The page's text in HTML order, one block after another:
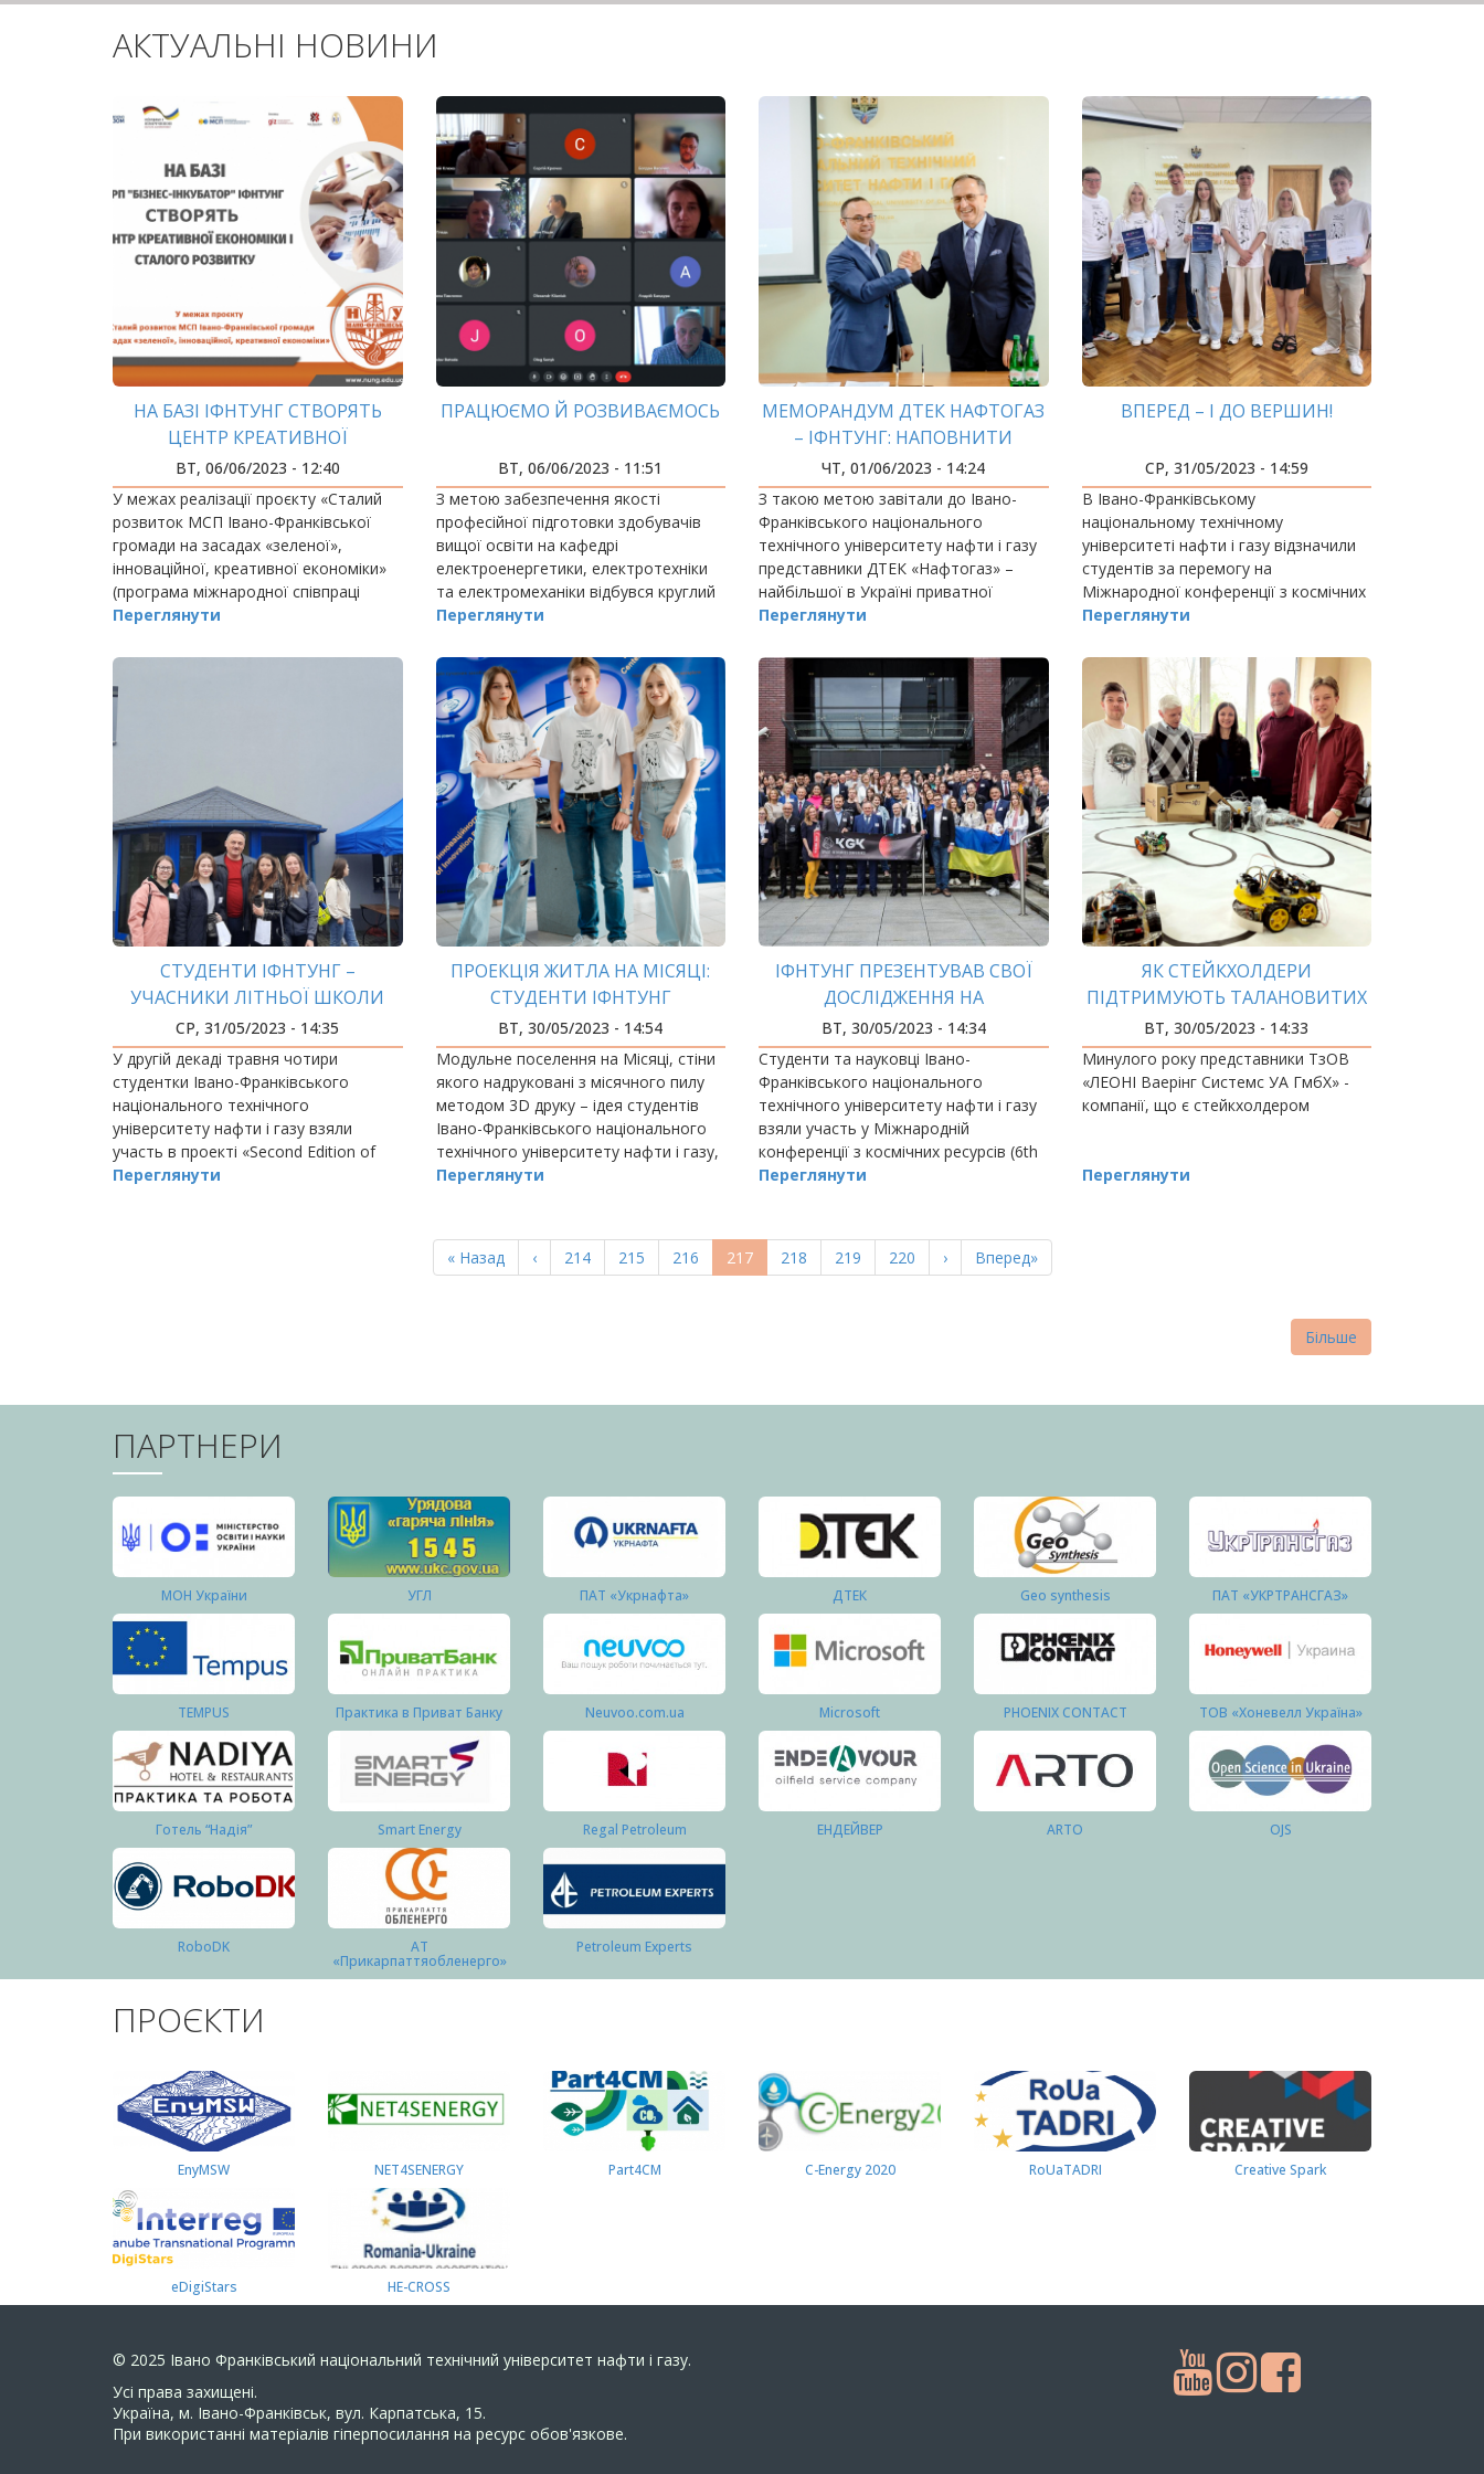
АКТУАЛЬНІ НОВИНИ
НА БАЗІ ІФНТУНГ СТВОРЯТЬ
ЦЕНТР КРЕАТИВНОЇ
ЕКОНОМІКИ І СТАЛОГО
РОЗВИТКУ
ВТ, 06/06/2023 - 12:40
У межах реалізації проєкту «Сталий
розвиток МСП Івано-Франківської
громади на засадах «зеленої»,
інноваційної, креативної економіки»
(програма міжнародної співпраці
«EU4Business: відновлення,
Переглянути
ПРАЦЮЄМО Й РОЗВИВАЄМОСЬ
ВТ, 06/06/2023 - 11:51
З метою забезпечення якості
професійної підготовки здобувачів
вищої освіти на кафедрі
електроенергетики, електротехніки
та електромеханіки відбувся круглий
стіл щодо обговорення проекту
(бакалаврського) рівня вищої о
Переглянути
МЕМОРАНДУМ ДТЕК НАФТОГАЗ
– ІФНТУНГ: НАПОВНИТИ
ДОКУМЕНТ РЕАЛЬНИМИ
СПРАВАМИ
ЧТ, 01/06/2023 - 14:24
З такою метою завітали до Івано-
Франківського національного
технічного університету нафти і газу
представники ДТЕК «Нафтогаз» –
найбільшої в Україні приватної
газовидобувної компанії.
Переглянути
ВПЕРЕД – І ДО ВЕРШИН!
СР, 31/05/2023 - 14:59
В Івано-Франківському
національному технічному
університеті нафти і газу відзначили
студентів за перемогу на
Міжнародної конференції з космічних
ресурсів і в Міжнародному
Гірничо-металургійній академії ім
Переглянути
СТУДЕНТИ ІФНТУНГ –
УЧАСНИКИ ЛІТНЬОЇ ШКОЛИ
NAWA SPINAKER
СР, 31/05/2023 - 14:35
У другій декаді травня чотири
студентки Івано-Франківського
національного технічного
університету нафти і газу взяли
участь в проекті «Second Edition of
the International School at AGH»
Переглянути
ПРОЕКЦІЯ ЖИТЛА НА МІСЯЦІ:
СТУДЕНТИ ІФНТУНГ
ПЕРЕМОГЛИ В МІЖНАРОДНОМУ
КОСМІЧНОМУ ХАКАТОНІ
ВТ, 30/05/2023 - 14:54
Модульне поселення на Місяці, стіни
якого надруковані з місячного пилу
методом 3D друку – ідея студентів
Івано-Франківського національного
технічного університету нафти і газу,
яка перемогла на Міжнародному
Переглянути
ІФНТУНГ ПРЕЗЕНТУВАВ СВОЇ
ДОСЛІДЖЕННЯ НА
МІЖНАРОДНІЙ КОНФЕРЕНЦІЇ З
КОСМІЧНИХ РЕСУРСІВ
ВТ, 30/05/2023 - 14:34
Студенти та науковці Івано-
Франківського національного
технічного університету нафти і газу
взяли участь у Міжнародній
конференції з космічних ресурсів (6th
Space Resources Conference), яка
Переглянути
ЯК СТЕЙКХОЛДЕРИ
ПІДТРИМУЮТЬ ТАЛАНОВИТИХ
СТУДЕНТІВ
ВТ, 30/05/2023 - 14:33
Минулого року представники ТзОВ
«ЛЕОНІ Ваерінг Системс УА ГмбХ» -
компанії, що є стейкхолдером
Переглянути
Перша
сторінка
« Назад
Попередня
сторінка
‹ Page
214 Page
215 Page
216
Поточна
сторінка
217 Page
218 Page
219 Page
220
Наступна
сторінка
›
Остання
сторінка
Вперед»
Більше
ПАРТНЕРИ
МОН України УГЛ ПАТ «Укрнафта» ДТЕК Geo synthesis ПАТ «УКРТРАНСГАЗ»
TEMPUS Практика в Приват Банку Neuvoo.com.ua Microsoft PHOENIX CONTACT ТОВ «Хоневелл Україна»
Готель “Надія” Smart Energy Regal Petroleum ЕНДЕЙВЕР ARTO OJS
RoboDK АТ
«Прикарпаттяобленерго»
Petroleum Experts
ПРОЄКТИ
EnyMSW NET4SENERGY Part4СМ C-Energy 2020 RoUaTADRI Creative Spark
eDigiStars HE-CROSS
© 2025 Івано Франківський національний технічний університет нафти і газу.
Усi права захищенi.
Україна, м. Івано-Франківськ, вул. Карпатська, 15.
При використанні матеріалів гіперпосилання на ресурс обов'язкове.